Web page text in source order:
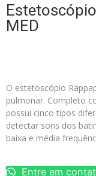
MED
O estetoscópio
pulmonar. Completo
possui cinco tipos
detectar sons dos
baixa e média
Entre em